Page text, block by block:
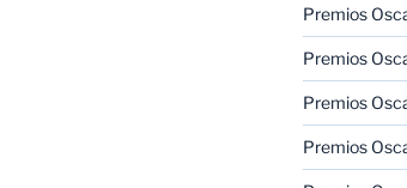
Premios
Premios
Premios
Premios